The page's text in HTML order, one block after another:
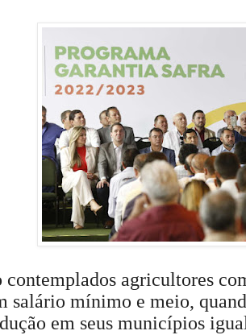
contemplados agricultores
salário mínimo e meio,
em seus municípios